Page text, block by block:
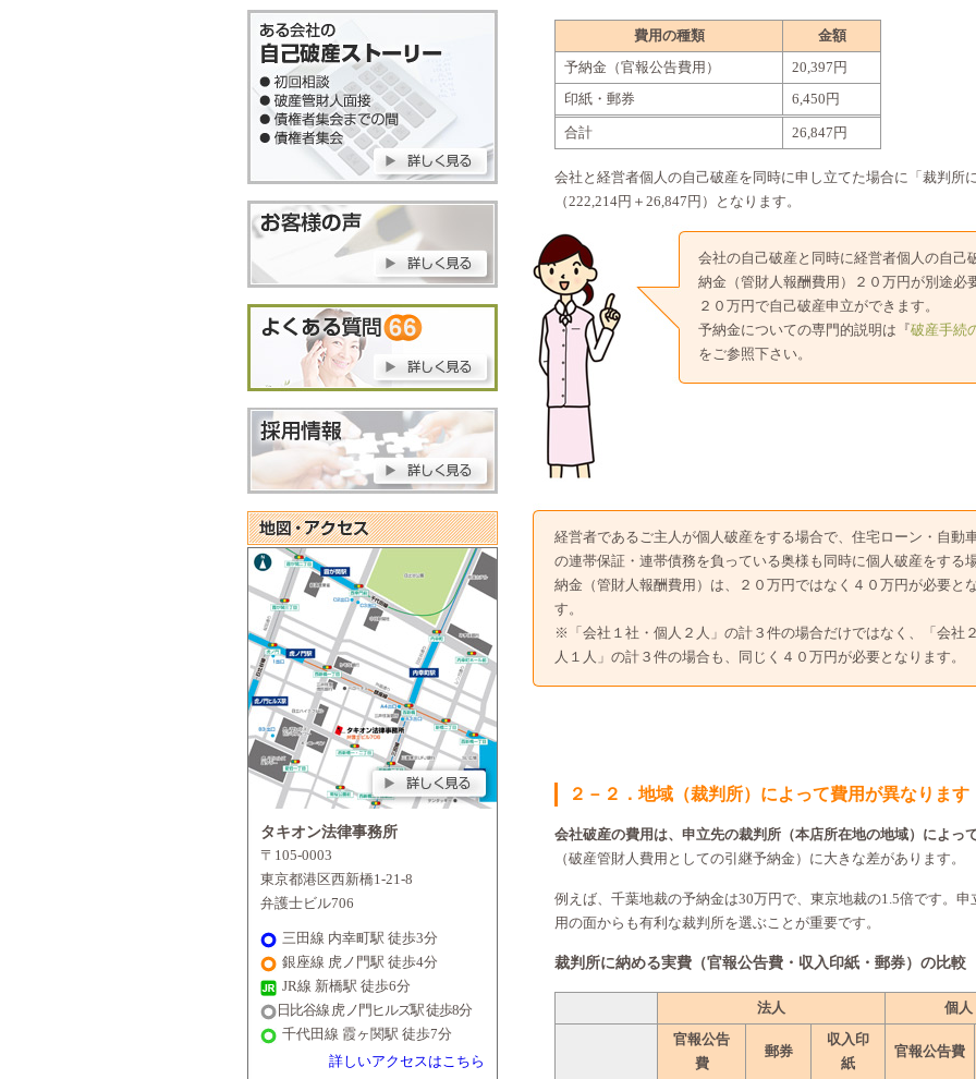
費用の種類
金額
予納金（官報公告費用）
20,397円
印紙・郵券
6,450円
合計 26,847円
会社と経営者個人の自己破産を同時に申し立てた場合に「裁判所
（222,214円＋26,847円）となります。
会社の自己破産と同時に経営者個人の自己
納金（管財人報酬費用）２０万円が別途必
２０万円で自己破産申立ができます。
予納金についての専門的説明は『破産手続
をご参照下さい。
経営者であるご主人が個人破産をする場合で、住宅ローン・自動
の連帯保証・連帯債務を負っている奥様も同時に個人破産をする
納金（管財人報酬費用）は、２０万円ではなく４０万円が必要と
す。
※「会社１社・個人２人」の計３件の場合だけではなく、「会社
人１人」の計３件の場合も、同じく４０万円が必要となります。
２－２．地域（裁判所）によって費用が異なります
会社破産の費用は、申立先の裁判所（本店所在地の地域）によっ
（破産管財人費用としての引継予納金）に大きな差があります。
例えば、千葉地裁の予納金は30万円で、東京地裁の1.5倍です。
用の面からも有利な裁判所を選ぶことが重要です。
裁判所に納める実費（官報公告費・収入印紙・郵券）の比較
法人
個人
官報公告
費
郵券
収入印
紙
官報公告費
タキオン法律事務所
〒105-0003
東京都港区西新橋1-21-8
弁護士ビル706
三田線 内幸町駅 徒歩3分
銀座線 虎ノ門駅 徒歩4分
JR線 新橋駅 徒歩6分
日比谷線 虎ノ門ヒルズ駅 徒歩8分
千代田線 霞ヶ関駅 徒歩7分
詳しいアクセスはこちら